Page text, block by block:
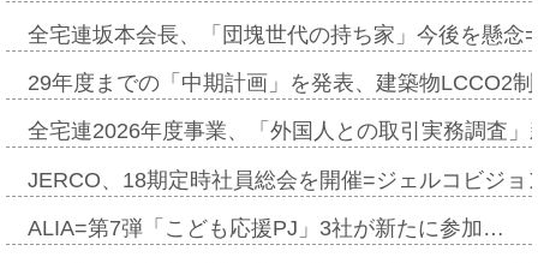
全宅連坂本会長、「団塊世代の持ち家」今後を懸
29年度までの「中期計画」を発表、建築物LCCO2
全宅連2026年度事業、「外国人との取引実務調査
JERCO、18期定時社員総会を開催=ジェルコビジ
ALIA=第7弾「こども応援PJ」3社が新たに参加…